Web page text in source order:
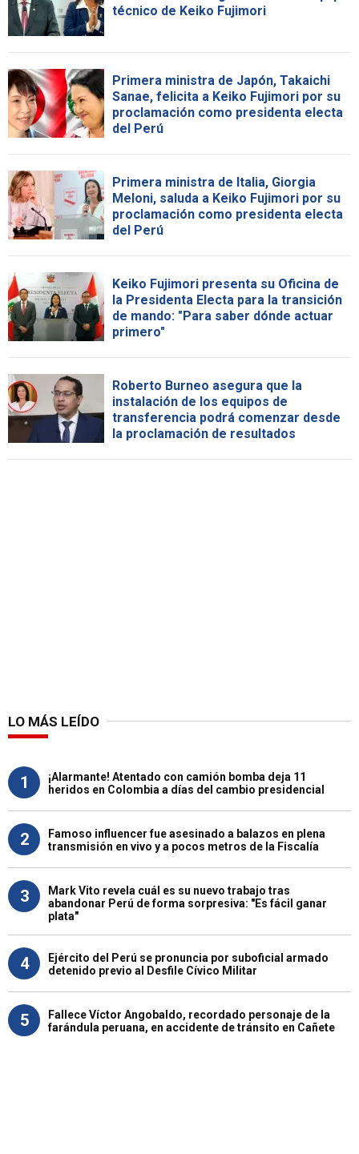
técnico de Keiko Fujimori
Primera ministra de Japón, Takaichi
Sanae, felicita a Keiko Fujimori por su
proclamación como presidenta electa
del Perú
Primera ministra de Italia, Giorgia
Meloni, saluda a Keiko Fujimori por su
proclamación como presidenta electa
del Perú
Keiko Fujimori presenta su Oficina de
la Presidenta Electa para la transición
de mando: "Para saber dónde actuar
primero"
Roberto Burneo asegura que la
instalación de los equipos de
transferencia podrá comenzar desde
la proclamación de resultados
LO MÁS LEÍDO
1
¡Alarmante! Atentado con camión bomba deja 11
heridos en Colombia a días del cambio presidencial
2
Famoso influencer fue asesinado a balazos en plena
transmisión en vivo y a pocos metros de la Fiscalía
3
Mark Vito revela cuál es su nuevo trabajo tras
abandonar Perú de forma sorpresiva: "Es fácil ganar
plata"
4
Ejército del Perú se pronuncia por suboficial armado
detenido previo al Desfile Cívico Militar
5
Fallece Víctor Angobaldo, recordado personaje de la
farándula peruana, en accidente de tránsito en Cañete